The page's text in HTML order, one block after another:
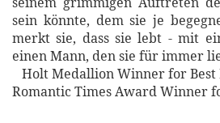
sein könnte, dem sie je
merkt sie, dass sie lebt - mit
einen Mann, den sie für immer
Holt Medallion Winner for Best
Romantic Times Award Winner